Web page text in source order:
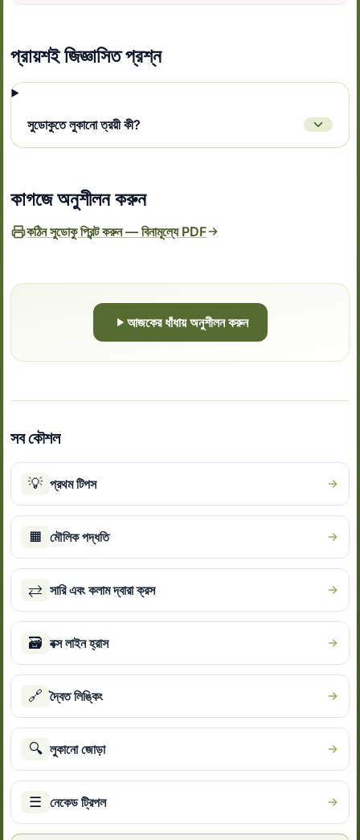
প্রায়শই জিজ্ঞাসিত প্রশ্ন
সুডোকুতে লুকানো ত্রয়ী কী?
কাগজে অনুশীলন করুন
কঠিন সুডোকু প্রিন্ট করুন — বিনামূল্যে PDF
আজকের ধাঁধায় অনুশীলন করুন
সব কৌশল
💡 প্রথম টিপস
▦ মৌলিক পদ্ধতি
⇄ সারি এবং কলাম দ্বারা ক্রস
🗃 বক্স লাইন হ্রাস
🔗 দ্বৈত লিঙ্কিং
🔍 লুকানো জোড়া
☰ নেকেড ট্রিপল